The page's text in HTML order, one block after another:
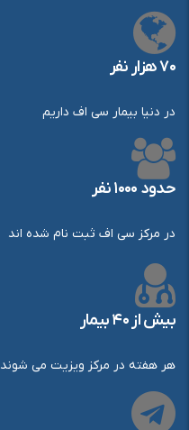
۷۰ هزار نفر
در دنیا بیمار سی اف داریم
حدود ۱۰۰۰ نفر
در مرکز سی اف ثبت نام شده اند
بیش از ۴۰ بیمار
هر هفته در مرکز ویزیت می شوند